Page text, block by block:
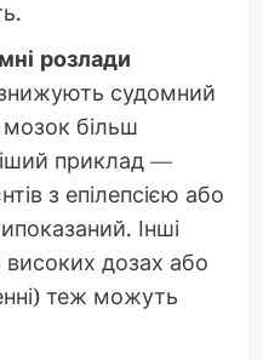
розлади
судомний
більш
приклад —
з епілепсією або
Інші
дозах або
теж можуть